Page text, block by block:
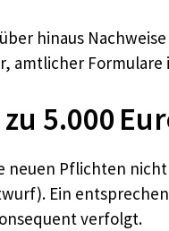
hinaus
amtlicher
5.000
neuen Pflichten
Ein
verfolgt.